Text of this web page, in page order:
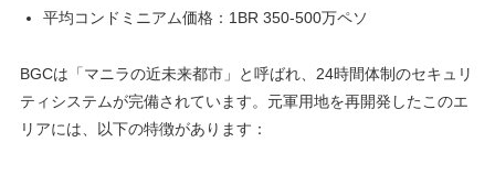
平均コンドミニアム価格：1BR 350-500万ペソ
BGCは「マニラの近未来都市」と呼ばれ、24時間体制のセキュリ
ティシステムが完備されています。元軍用地を再開発したこのエ
リアには、以下の特徴があります：